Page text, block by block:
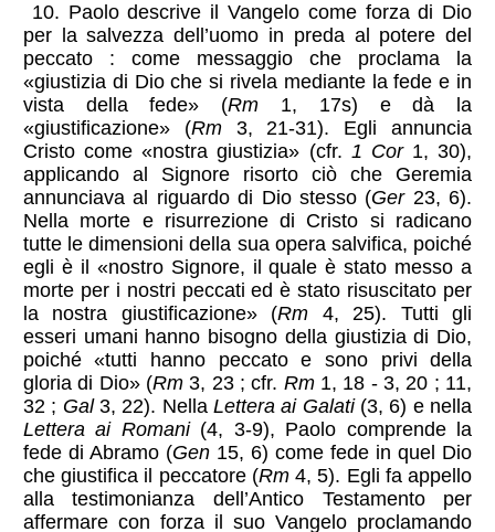
10. Paolo descrive il Vangelo come forza di Dio
per la salvezza dell’uomo in preda al potere del
peccato : come messaggio che proclama la
«giustizia di Dio che si rivela mediante la fede e in
vista della fede» (Rm 1, 17s) e dà la
«giustificazione» (Rm3, 21-31). Egli annuncia
Cristo come «nostra giustizia» (cfr. 1 Cor1, 30),
applicando al Signore risorto ciò che Geremia
annunciava al riguardo di Dio stesso (Ger23, 6).
Nella morte e risurrezione di Cristo si radicano
tutte le dimensioni della sua opera salvifica, poiché
egli è il «nostro Signore, il quale è stato messo a
morte per i nostri peccati ed è stato risuscitato per
la nostra giustificazione» (Rm 4, 25). Tutti gli
esseri umani hanno bisogno della giustizia di Dio,
poiché «tutti hanno peccato e sono privi della
gloria di Dio» (Rm3, 23 ; cfr. Rm1, 18 - 3, 20 ; 11,
32 ; Gal3, 22). Nella Lettera ai Galati(3, 6) e nella
Lettera ai Romani(4, 3-9), Paolo comprende la
fede di Abramo (Gen15, 6) come fede in quel Dio
che giustifica il peccatore (Rm4, 5). Egli fa appello
alla testimonianza dell’Antico Testamento per
affermare con forza il suo Vangelo proclamando